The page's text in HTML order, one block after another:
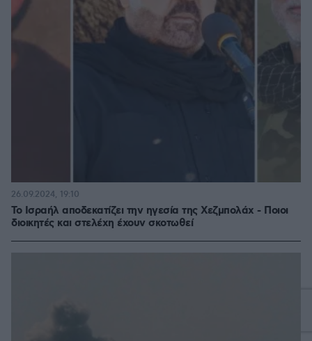
Το Ισραήλ αποδεκατίζει την ηγεσία της Χεζμπολάχ - Ποιοι
διοικητές και στελέχη έχουν σκοτωθεί
26.09.2024, 19:10